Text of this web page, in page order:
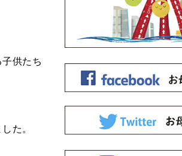
供たち
た。